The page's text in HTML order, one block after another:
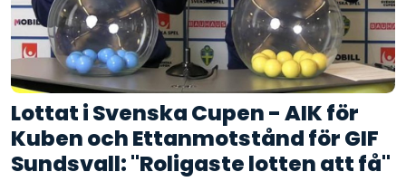
Lottat i Svenska Cupen - AIK för
Kuben och Ettanmotstånd för GIF
Sundsvall: "Roligaste lotten att få"